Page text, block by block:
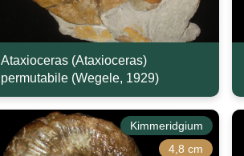
Ataxioceras (Ataxioceras)
permutabile (Wegele, 1929)
Kimmeridgium
4,8 cm